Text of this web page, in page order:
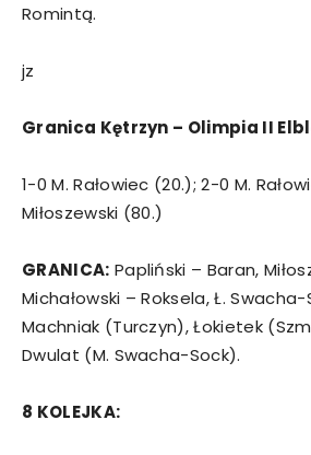
Romintą.
jz
Granica Kętrzyn – Olimpia II
1-0 M. Rałowiec (20.); 2-0 M.
Miłoszewski (80.)
GRANICA: Papliński – Baran,
Michałowski – Roksela, Ł.
Machniak (Turczyn), Łokietek
Dwulat (M. Swacha-Sock).
8 KOLEJKA: